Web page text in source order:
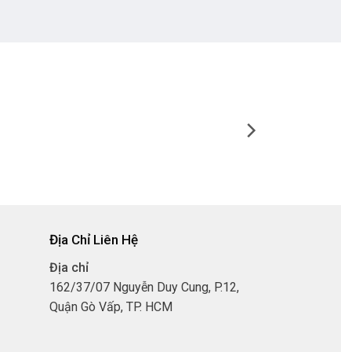
Địa Chỉ Liên Hệ
Địa chỉ
162/37/07 Nguyễn Duy Cung, P.12,
Quận Gò Vấp, TP. HCM